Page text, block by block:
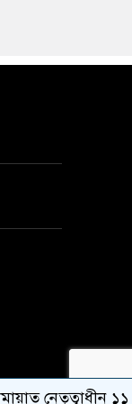
১১ দলের